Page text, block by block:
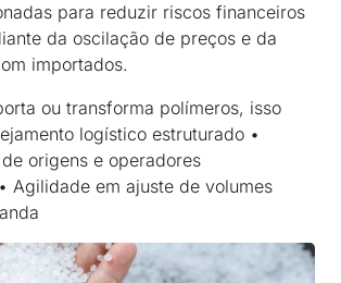
para reduzir riscos financeiros
da oscilação de preços e da
importados.
ou transforma polímeros, isso
logístico estruturado •
origens e operadores
Agilidade em ajuste de volumes